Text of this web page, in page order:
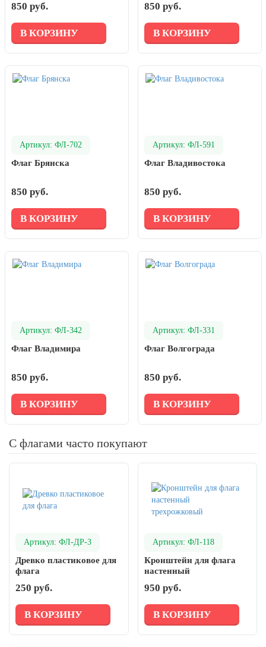
850 руб.
В КОРЗИНУ
850 руб.
В КОРЗИНУ
Артикул: ФЛ-702
Флаг Брянска
850 руб.
В КОРЗИНУ
Артикул: ФЛ-591
Флаг Владивостока
850 руб.
В КОРЗИНУ
Артикул: ФЛ-342
Флаг Владимира
850 руб.
В КОРЗИНУ
Артикул: ФЛ-331
Флаг Волгограда
850 руб.
В КОРЗИНУ
С флагами часто покупают
Артикул: ФЛ-ДР-3
Древко пластиковое для
флага
250 руб.
В КОРЗИНУ
Артикул: ФЛ-118
Кронштейн для флага
настенный
950 руб.
В КОРЗИНУ